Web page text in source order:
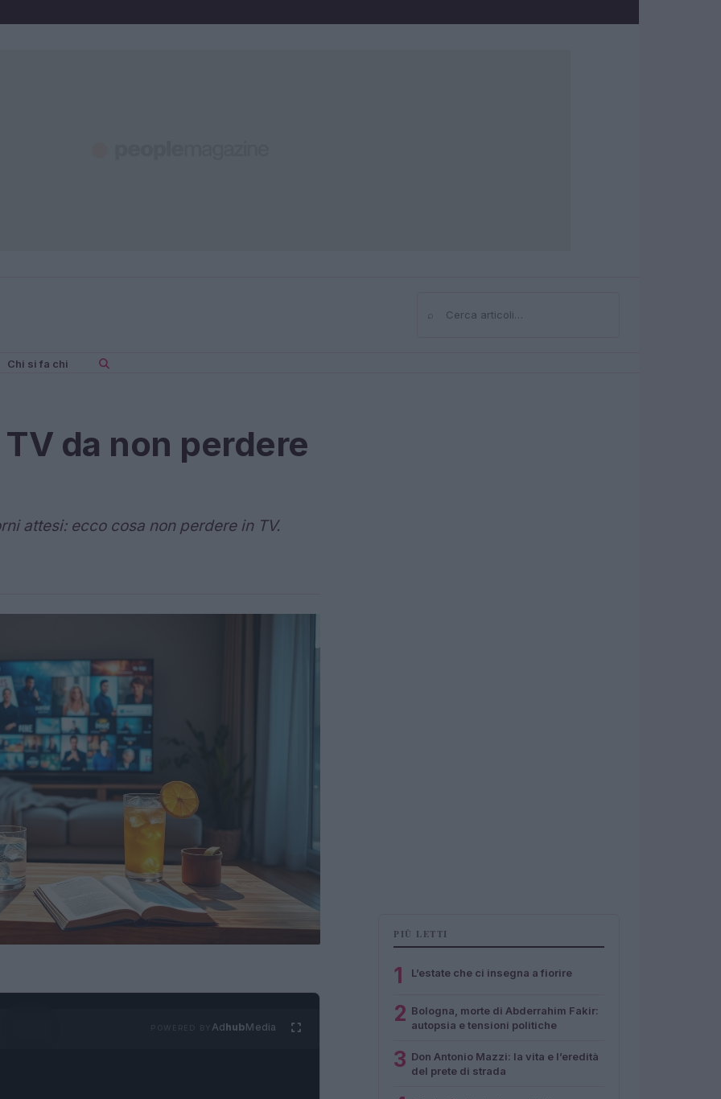
⌕Cerca
Chi si fa chi
da non perdere
attesi: ecco cosa non perdere in TV.
AdhubMedia
PIÙ LETTI
1 L’estate che ci insegna a fiorire
2 Bologna, morte di Abderrahim Fakir:
autopsia e tensioni politiche
3 Don Antonio Mazzi: la vita e l’eredità
del prete di strada